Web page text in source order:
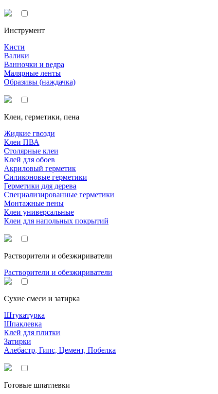
Инструмент
Кисти
Валики
Ванночки и ведра
Малярные ленты
Образивы (наждачка)
Клеи, герметики, пена
Жидкие гвозди
Клеи ПВА
Столярные клеи
Клей для обоев
Акриловый герметик
Силиконовые герметики
Герметики для дерева
Специализированные герметики
Монтажные пены
Клеи универсальные
Клеи для напольных покрытий
Растворители и обезжириватели
Растворители и обезжириватели
Сухие смеси и затирка
Штукатурка
Шпаклевка
Клей для плитки
Затирки
Алебастр, Гипс, Цемент, Побелка
Готовые шпатлевки